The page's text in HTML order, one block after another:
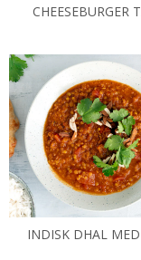
CHEESEBURGER
INDISK DHAL